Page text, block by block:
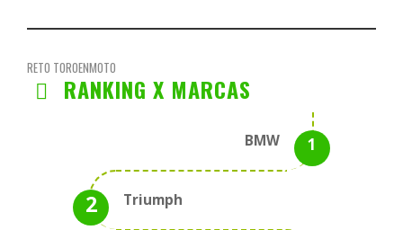
RETO TOROENMOTO
RANKING X MARCAS
BMW
Triumph